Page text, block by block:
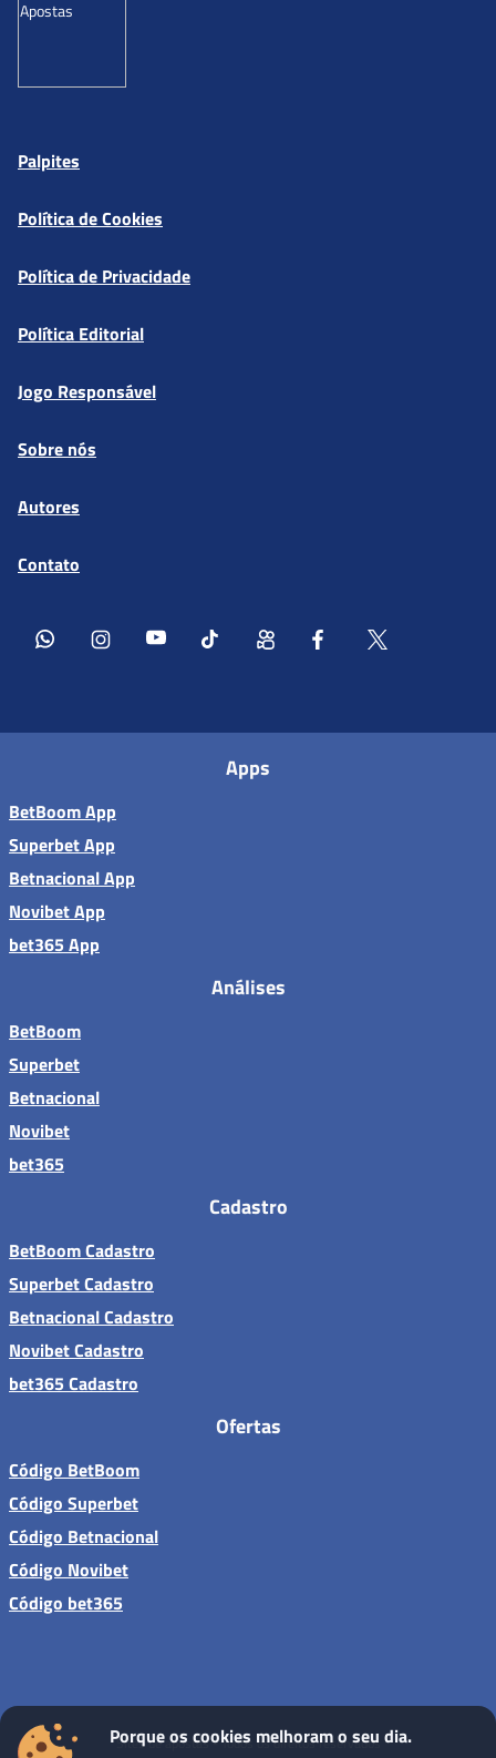
Palpites
Política de Cookies
Política de Privacidade
Política Editorial
Jogo Responsável
Sobre nós
Autores
Contato
Apps
BetBoom App
Superbet App
Betnacional App
Novibet App
bet365 App
Análises
BetBoom
Superbet
Betnacional
Novibet
bet365
Cadastro
BetBoom Cadastro
Superbet Cadastro
Betnacional Cadastro
Novibet Cadastro
bet365 Cadastro
Ofertas
Código BetBoom
Código Superbet
Código Betnacional
Código Novibet
Código bet365
Sites de apostas - Todos os direitos reservados
Porque os cookies melhoram o seu dia.